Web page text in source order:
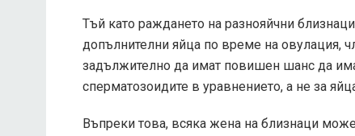
Тъй като раждането на разнояйчни
допълнителни яйца по време на овулация,
задължително да имат повишен шанс да
сперматозоидите в уравнението, а не за
Въпреки това, всяка жена на близнаци